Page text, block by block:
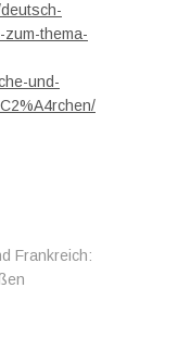
thema-
und-
Frankreich: